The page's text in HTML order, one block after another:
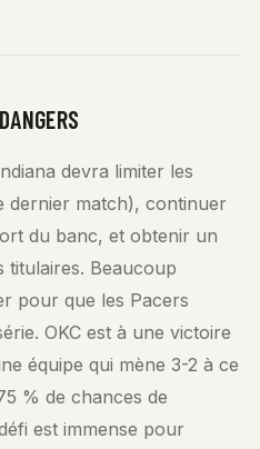
devra limiter les
dernier match), continuer
du banc, et obtenir un
titulaires. Beaucoup
pour que les Pacers
OKC est à une victoire
équipe qui mène 3-2 à ce
% de chances de
est immense pour